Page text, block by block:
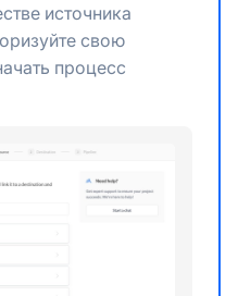
источника
свою
процесс